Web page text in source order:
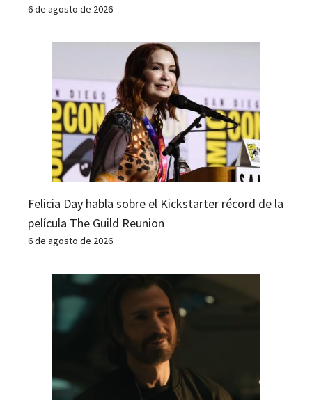
6 de agosto de 2026
Felicia Day habla sobre el Kickstarter récord de la
película The Guild Reunion
6 de agosto de 2026